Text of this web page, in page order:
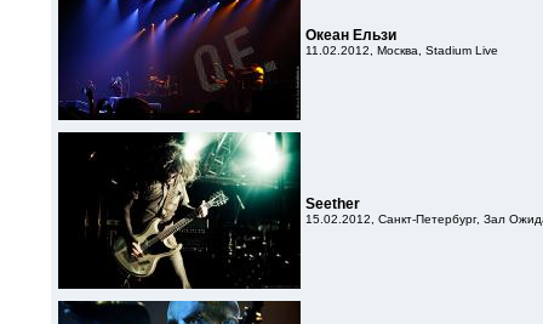
Океан Ельзи
11.02.2012, Москва, Stadium Live
Seether
15.02.2012, Санкт-Петербург, Зал